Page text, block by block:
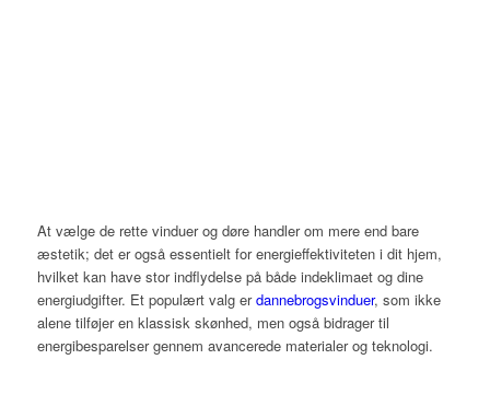
At vælge de rette vinduer og døre handler om mere end bare
æstetik; det er også essentielt for energieffektiviteten i dit hjem,
hvilket kan have stor indflydelse på både indeklimaet og dine
energiudgifter. Et populært valg erdannebrogsvinduer, som ikke
alene tilføjer en klassisk skønhed, men også bidrager til
energibesparelser gennem avancerede materialer og teknologi.